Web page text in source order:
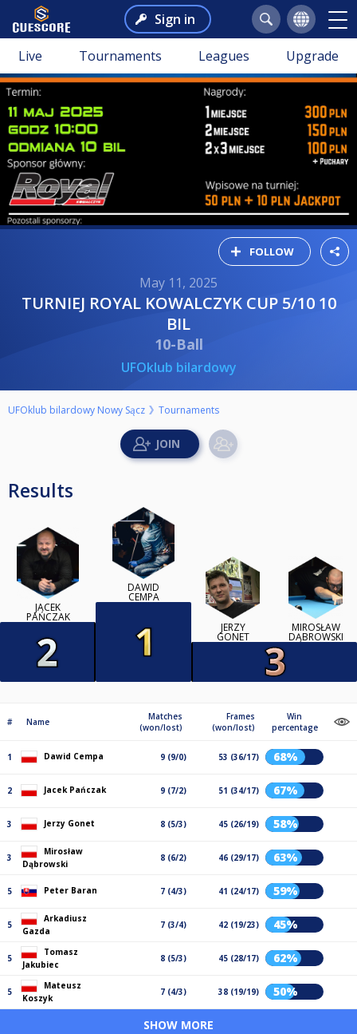
Sign in
Live Tournaments Leagues Upgrade
FOLLOW
May 11, 2025
TURNIEJ ROYAL KOWALCZYK CUP 5/10 10
BIL
10-Ball
UFOklub bilardowy
UFOklub bilardowy Nowy Sącz Tournaments
Results
JACEK
PAŃCZAK
DAWID
CEMPA
JERZY
GONET
MIROSŁAW
DĄBROWSKI
# Name
Matches
(won/lost)
Frames
(won/lost)
Win
percentage
1 Dawid Cempa 9 (9/0) 53 (36/17) 68%
2 Jacek Pańczak 9 (7/2) 51 (34/17) 67%
3 Jerzy Gonet 8 (5/3) 45 (26/19) 58%
3
Mirosław
Dąbrowski
8 (6/2) 46 (29/17) 63%
5 Peter Baran 7 (4/3) 41 (24/17) 59%
5
Arkadiusz
Gazda
7 (3/4) 42 (19/23) 45%
5
Tomasz
Jakubiec
8 (5/3) 45 (28/17) 62%
5
Mateusz
Koszyk
7 (4/3) 38 (19/19) 50%
SHOW MORE